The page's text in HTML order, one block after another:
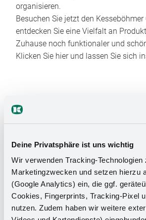
Deine Privatsphäre ist uns wichtig
Wir verwenden Tracking-Technologien
Marketingzwecken und setzen hierzu
(Google Analytics) ein, die ggf.
Cookies, Fingerprints, Tracking-Pixel
nutzen. Zudem haben wir weitere
organisieren.
Besuchen Sie jetzt den
entdecken Sie eine Vielfalt an
Zuhause noch funktionaler und
Klicken Sie hier und lassen Sie sich
Das Stauraumwunder
Badezimmer